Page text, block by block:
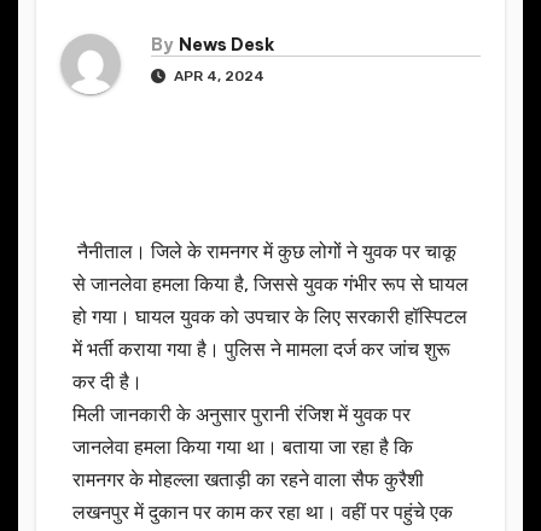
By News Desk
APR 4, 2024
नैनीताल। जिले के रामनगर में कुछ लोगों ने युवक पर चाकू
से जानलेवा हमला किया है, जिससे युवक गंभीर रूप से घायल
हो गया। घायल युवक को उपचार के लिए सरकारी हॉस्पिटल
में भर्ती कराया गया है। पुलिस ने मामला दर्ज कर जांच शुरू
कर दी है।
मिली जानकारी के अनुसार पुरानी रंजिश में युवक पर
जानलेवा हमला किया गया था। बताया जा रहा है कि
रामनगर के मोहल्ला खताड़ी का रहने वाला सैफ कुरैशी
लखनपुर में दुकान पर काम कर रहा था। वहीं पर पहुंचे एक